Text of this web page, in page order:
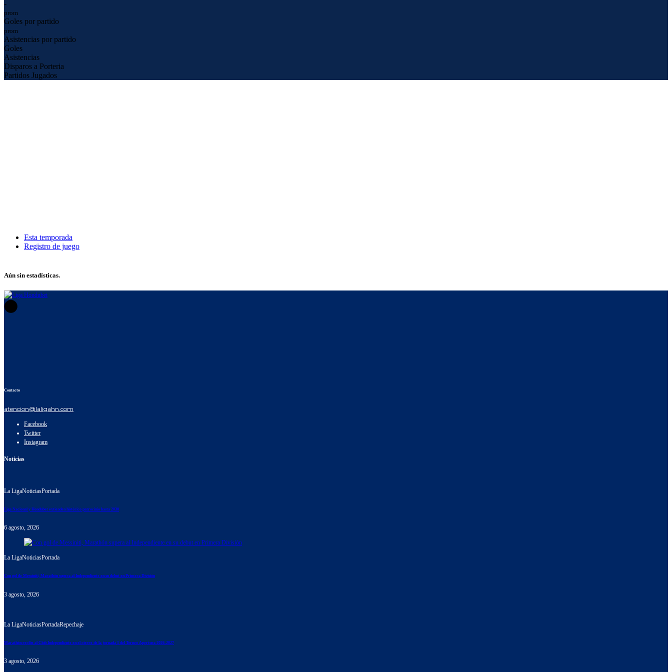
-
prom
Goles por partido
prom
Asistencias por partido
Goles
Asistencias
Disparos a Porteria
Partidos Jugados
Esta temporada
Registro de juego
Aún sin estadísticas.
Contacto
atencion@laligahn.com
Facebook
Twitter
Instagram
Noticias
La LigaNoticiasPortada
Liga Nacional y Hondubet extienden histórico patrocinio hasta 2030
6 agosto, 2026
La LigaNoticiasPortada
Con gol de Messiniti, Marathón supera al Independiente en su debut en Primera División
3 agosto, 2026
La LigaNoticiasPortadaRepechaje
Marathón recibe al Club Independiente en el cierre de la jornada 1 del Torneo Apertura 2026-2027
3 agosto, 2026